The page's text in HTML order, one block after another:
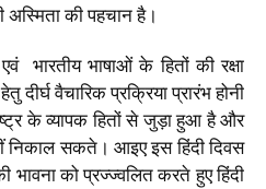
अस्मिता की पहचान है।
भारतीय भाषाओं के हितों की रक्षा
दीर्घ वैचारिक प्रक्रिया प्रारंभ होनी
के व्यापक हितों से जुड़ा हुआ है और
निकाल सकते। आइए इस हिंदी दिवस
भावना को प्रज्ज्वलित करते हुए हिंदी